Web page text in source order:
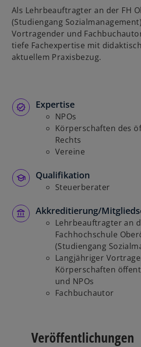
t
e
r
k
a
ö
f
f
e
t
Als Lehrbeauftragter an der FH
(Studiengang
Vortragender und
tiefe Fachexpertise mit
aktuellem Praxisbezug.
Expertise
NPOs
Körperschaften des
Rechts
Vereine
Qualifikation
Steuerberater
Akkreditierung/
Lehrbeauftragter an
Fachhochschule
(Studiengang
Langjähriger
Körperschaften
und NPOs
Fachbuchautor
Veröffentlichungen